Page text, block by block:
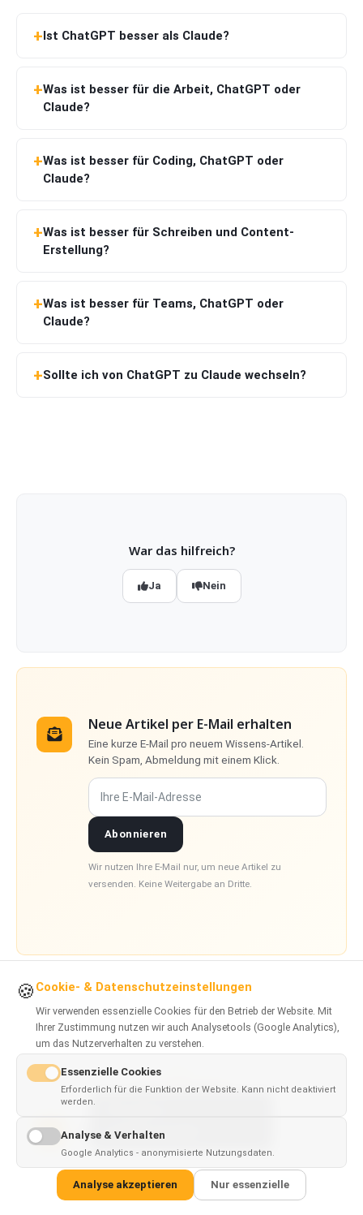
Ist ChatGPT besser als Claude?
Was ist besser für die Arbeit, ChatGPT oder
Claude?
Was ist besser für Coding, ChatGPT oder
Claude?
Was ist besser für Schreiben und Content-
Erstellung?
Was ist besser für Teams, ChatGPT oder
Claude?
Sollte ich von ChatGPT zu Claude wechseln?
War das hilfreich?
Ja Nein
Neue Artikel per E-Mail erhalten
Eine kurze E-Mail pro neuem Wissens-Artikel.
Kein Spam, Abmeldung mit einem Klick.
Ihre E-Mail-Adresse
Abonnieren
Wir nutzen Ihre E-Mail nur, um neue Artikel zu
versenden. Keine Weitergabe an Dritte.
Schnelles Fazit
ChatGPT vs Claude: zentrale Unterschiede
available inEnglish
🍪 Cookie- & Datenschutzeinstellungen
Wir verwenden essenzielle Cookies für den Betrieb der Website. Mit
Ihrer Zustimmung nutzen wir auch Analysetools (Google Analytics),
um das Nutzerverhalten zu verstehen.
Essenzielle Cookies
Erforderlich für die Funktion der Website. Kann nicht deaktiviert
werden.
Analyse & Verhalten
Google Analytics - anonymisierte Nutzungsdaten.
Analyse akzeptieren Nur essenzielle